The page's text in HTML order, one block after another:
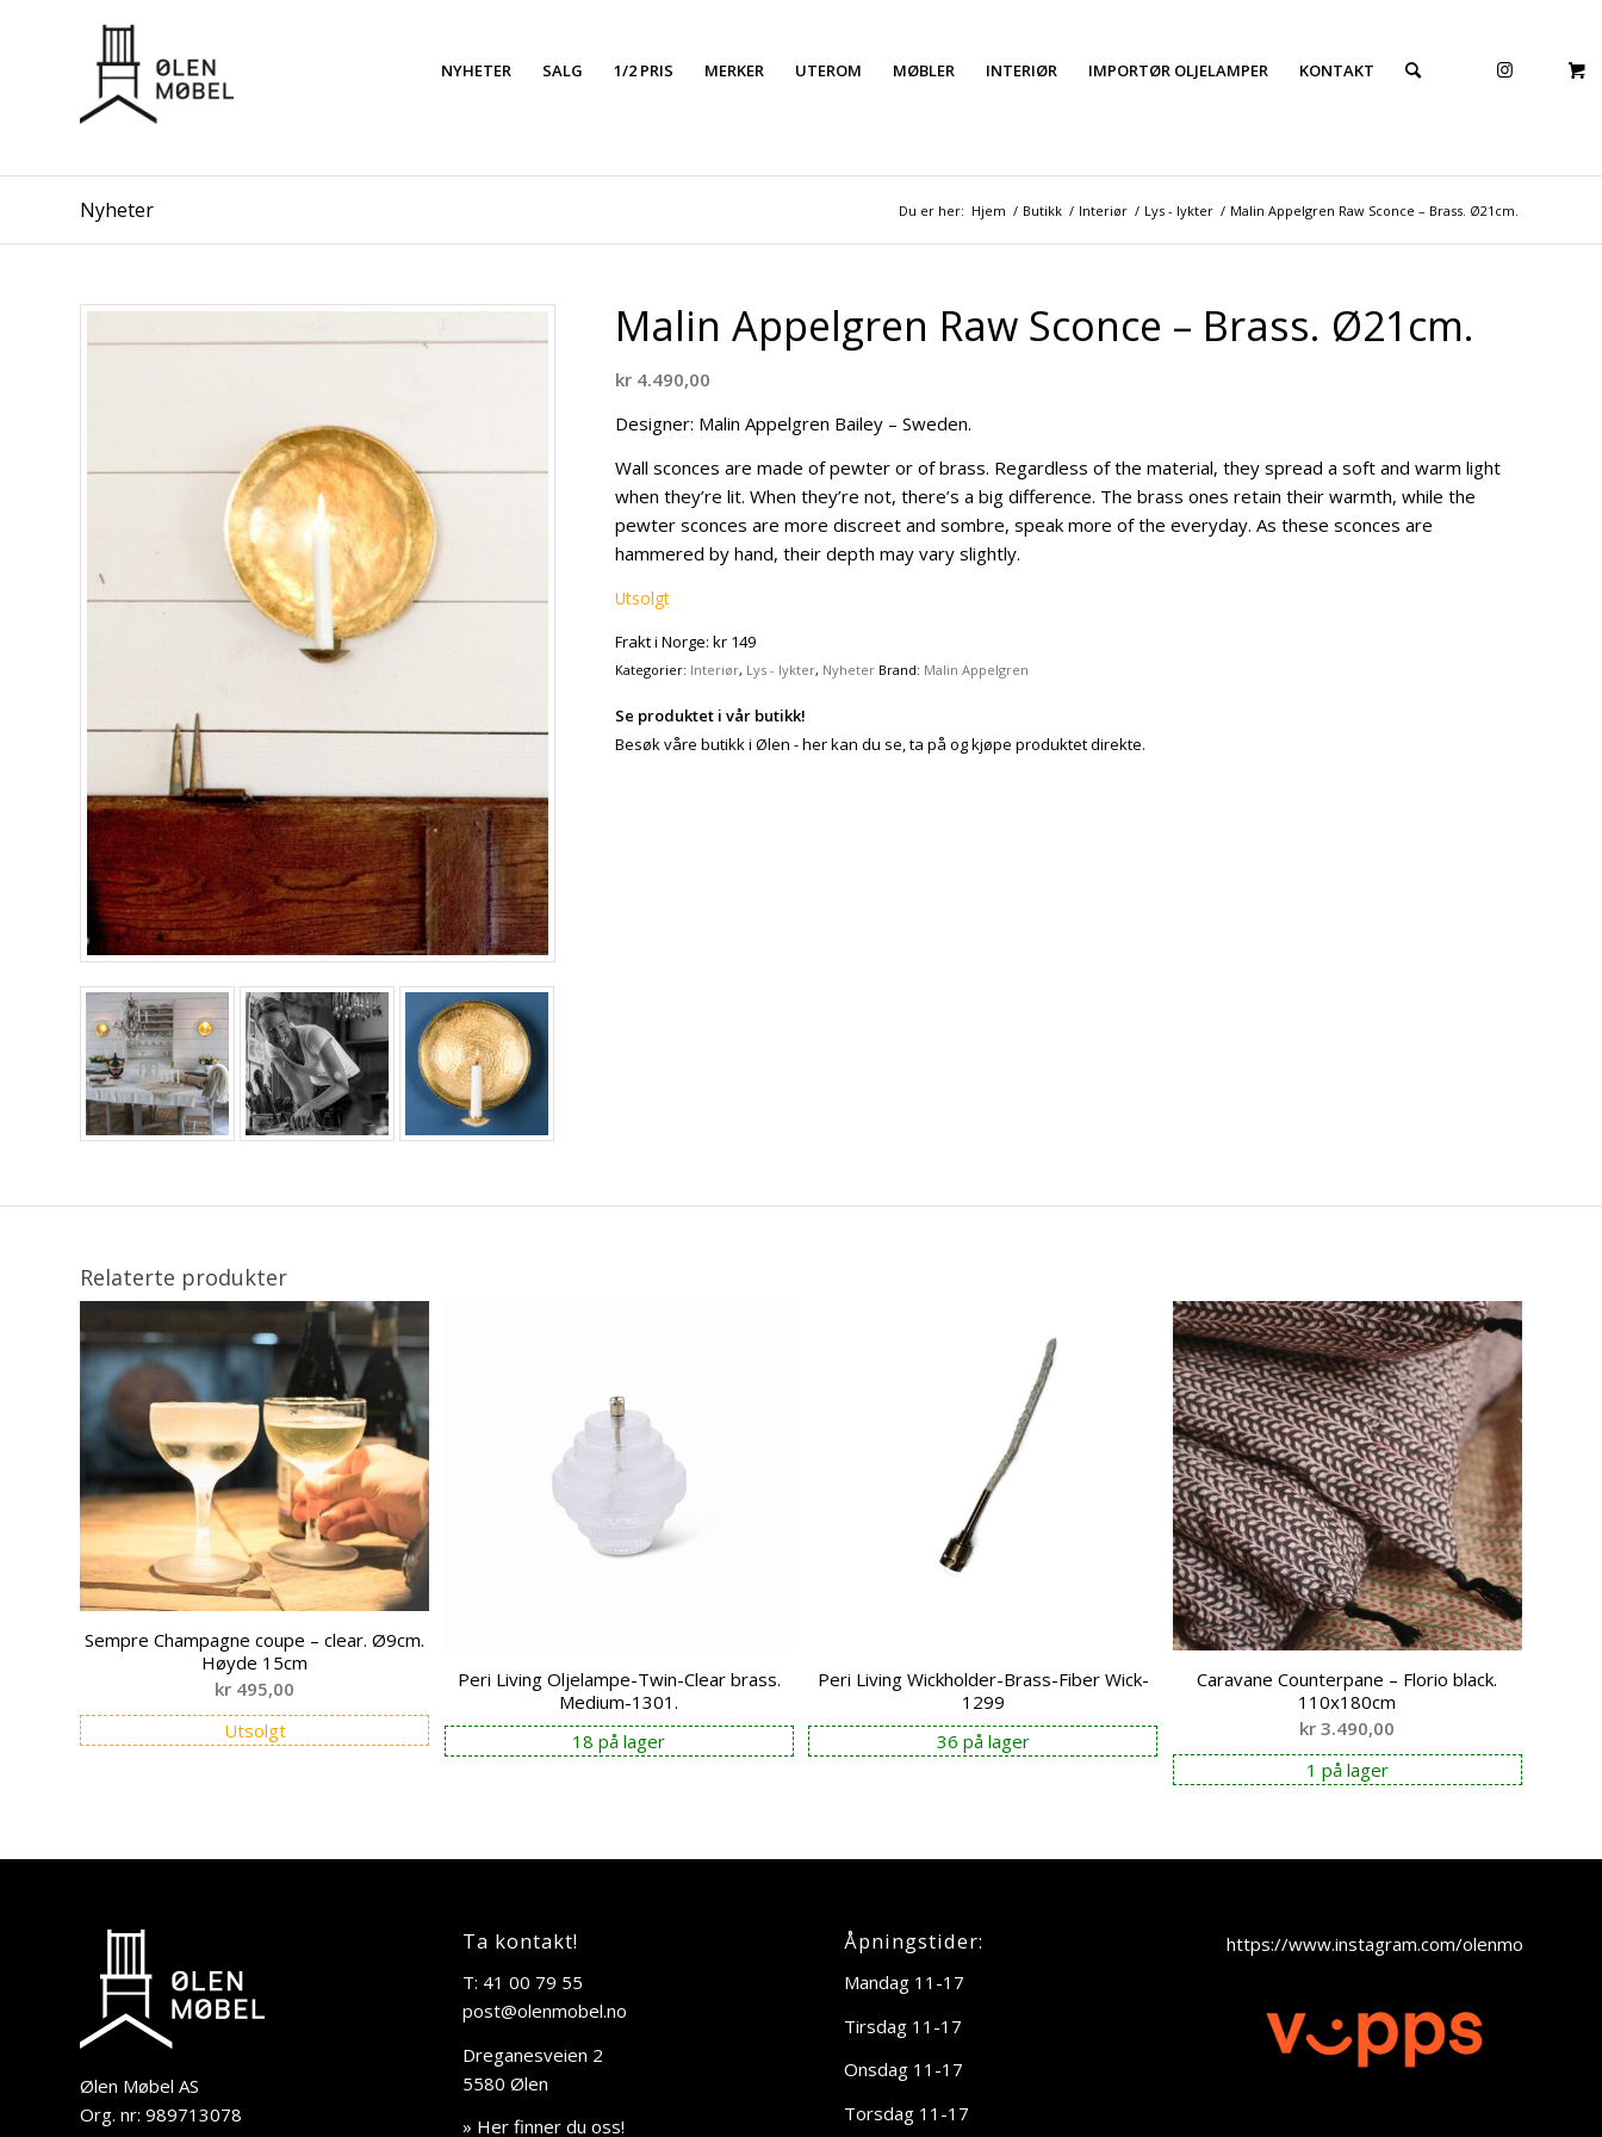
NYHETER SALG 1/2 PRIS MERKER UTEROM MØBLER INTERIØR IMPORTØR OLJELAMPER KONTAKT
Nyheter Du er her: Hjem / Butikk / Interiør / Lys - lykter / Malin Appelgren Raw Sconce – Brass. Ø21cm.
Malin Appelgren Raw Sconce – Brass. Ø21cm.
kr 4.490,00
Designer: Malin Appelgren Bailey – Sweden.
Wall sconces are made of pewter or of brass. Regardless of the material, they spread a soft and warm light
when they’re lit. When they’re not, there’s a big difference. The brass ones retain their warmth, while the
pewter sconces are more discreet and sombre, speak more of the everyday. As these sconces are
hammered by hand, their depth may vary slightly.
Utsolgt
Frakt i Norge: kr 149
Kategorier: Interiør, Lys - lykter, Nyheter Brand: Malin Appelgren
Se produktet i vår butikk!
Besøk våre butikk i Ølen - her kan du se, ta på og kjøpe produktet direkte.
Relaterte produkter
Sempre Champagne coupe – clear. Ø9cm.
Høyde 15cm
kr 495,00
Utsolgt
Peri Living Oljelampe-Twin-Clear brass.
Medium-1301.
18 på lager
Peri Living Wickholder-Brass-Fiber Wick-
1299
36 på lager
Caravane Counterpane – Florio black.
110x180cm
kr 3.490,00
1 på lager
Ølen Møbel AS
Org. nr: 989713078
Ta kontakt!
T: 41 00 79 55
post@olenmobel.no
Dreganesveien 2
5580 Ølen
» Her finner du oss!
Åpningstider:
Mandag 11-17
Tirsdag 11-17
Onsdag 11-17
Torsdag 11-17
https://www.instagram.com/olenmobel